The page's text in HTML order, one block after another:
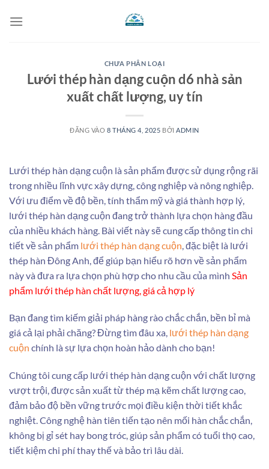
qua
CHƯA PHÂN LOẠI
Lưới thép hàn dạng cuộn d6 nhà sản
xuất chất lượng, uy tín
ĐĂNG VÀO 8 THÁNG 4, 2025 BỞI ADMIN
Lưới thép hàn dạng cuộn là sản phẩm được sử dụng rộng rãi
trong nhiều lĩnh vực xây dựng, công nghiệp và nông nghiệp.
Với ưu điểm về độ bền, tính thẩm mỹ và giá thành hợp lý,
lưới thép hàn dạng cuộn đang trở thành lựa chọn hàng đầu
của nhiều khách hàng. Bài viết này sẽ cung cấp thông tin chi
tiết về sản phẩm lưới thép hàn dạng cuộn , đặc biệt là lưới
thép hàn Đông Anh, để giúp bạn hiểu rõ hơn về sản phẩm
này và đưa ra lựa chọn phù hợp cho nhu cầu của mình Sản
phẩm lưới thép hàn chất lượng, giá cả hợp lý
Bạn đang tìm kiếm giải pháp hàng rào chắc chắn, bền bỉ mà
giá cả lại phải chăng? Đừng tìm đâu xa, lưới thép hàn dạng
cuộn chính là sự lựa chọn hoàn hảo dành cho bạn!
Chúng tôi cung cấp lưới thép hàn dạng cuộn với chất lượng
vượt trội, được sản xuất từ thép mạ kẽm chất lượng cao,
đảm bảo độ bền vững trước mọi điều kiện thời tiết khắc
nghiệt. Công nghệ hàn tiên tiến tạo nên mối hàn chắc chắn,
không bị gỉ sét hay bong tróc, giúp sản phẩm có tuổi thọ cao,
tiết kiệm chi phí thay thế và bảo trì lâu dài.